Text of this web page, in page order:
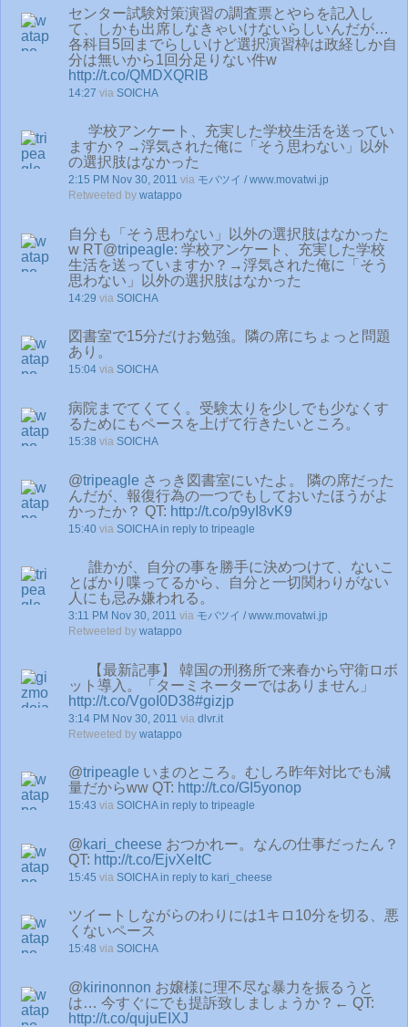
センター試験対策演習の調査票とやらを記入し
て、しかも出席しなきゃいけないらしいんだが…
各科目5回までらしいけど選択演習枠は政経しか自
分は無いから1回分足りない件w
http://t.co/QMDXQRlB
14:27 via SOICHA
学校アンケート、充実した学校生活を送ってい
ますか？→浮気された俺に「そう思わない」以外
の選択肢はなかった
2:15 PM Nov 30, 2011 via モバツイ / www.movatwi.jp
Retweeted by watappo
自分も「そう思わない」以外の選択肢はなかった
w RT@tripeagle: 学校アンケート、充実した学校
生活を送っていますか？→浮気された俺に「そう
思わない」以外の選択肢はなかった
14:29 via SOICHA
図書室で15分だけお勉強。隣の席にちょっと問題
あり。
15:04 via SOICHA
病院までてくてく。受験太りを少しでも少なくす
るためにもペースを上げて行きたいところ。
15:38 via SOICHA
@tripeagle さっき図書室にいたよ。 隣の席だった
んだが、報復行為の一つでもしておいたほうがよ
かったか？ QT: http://t.co/p9yI8vK9
15:40 via SOICHA in reply to tripeagle
誰かが、自分の事を勝手に決めつけて、ないこ
とばかり喋ってるから、自分と一切関わりがない
人にも忌み嫌われる。
3:11 PM Nov 30, 2011 via モバツイ / www.movatwi.jp
Retweeted by watappo
【最新記事】 韓国の刑務所で来春から守衛ロボ
ット導入。「ターミネーターではありません」
http://t.co/VgoI0D38#gizjp
3:14 PM Nov 30, 2011 via dlvr.it
Retweeted by watappo
@tripeagle いまのところ。むしろ昨年対比でも減
量だからww QT: http://t.co/GI5yonop
15:43 via SOICHA in reply to tripeagle
@kari_cheese おつかれー。なんの仕事だったん？
QT: http://t.co/EjvXeItC
15:45 via SOICHA in reply to kari_cheese
ツイートしながらのわりには1キロ10分を切る、悪
くないペース
15:48 via SOICHA
@kirinonnon お嬢様に理不尽な暴力を振るうと
は… 今すぐにでも提訴致しましょうか？← QT:
http://t.co/qujuEIXJ